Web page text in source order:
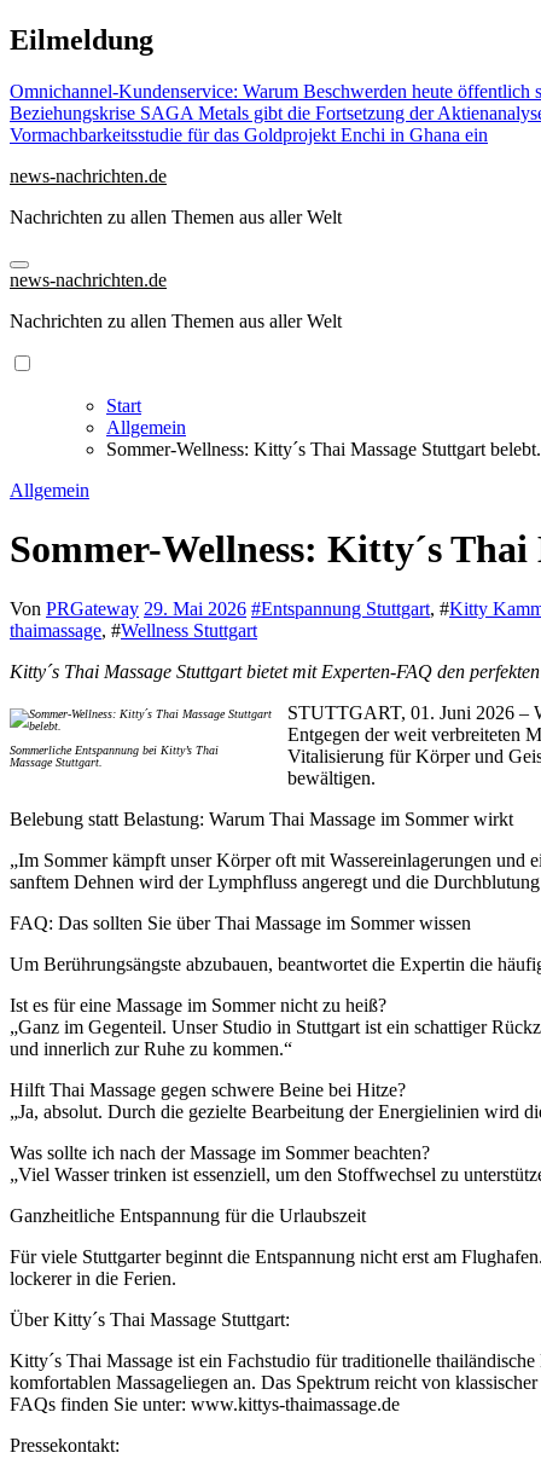
Zu
Inhalten
Eilmeldung
Omnichannel-Kundenservice: Warum Beschwerden heute öffentlich
Beziehungskrise SAGA Metals gibt die Fortsetzung der
Vormachbarkeitsstudie für das Goldprojekt Enchi in Ghana ein
news-nachrichten.de
Nachrichten zu allen Themen aus aller Welt
news-nachrichten.de
Nachrichten zu allen Themen aus aller Welt
Start
Allgemein
Sommer-Wellness: Kitty´s Thai Massage Stuttgart belebt.
Allgemein
Sommer-Wellness: Kitty´s
Von PRGateway 29. Mai 2026 #Entspannung Stuttgart, #Kitty
thaimassage, #Wellness Stuttgart
Kitty´s Thai Massage Stuttgart bietet mit Experten-FAQ den
Sommerliche Entspannung bei Kitty’s Thai
Massage Stuttgart.
STUTTGART, 01. Juni 2026 –
Entgegen der weit verbreiteten
Vitalisierung für Körper und
bewältigen.
Belebung statt Belastung: Warum Thai Massage im Sommer wirkt
„Im Sommer kämpft unser Körper oft mit Wassereinlagerungen
sanftem Dehnen wird der Lymphfluss angeregt und die
FAQ: Das sollten Sie über Thai Massage im Sommer wissen
Um Berührungsängste abzubauen, beantwortet die Expertin die
Ist es für eine Massage im Sommer nicht zu heiß?
„Ganz im Gegenteil. Unser Studio in Stuttgart ist ein schattiger
und innerlich zur Ruhe zu kommen.“
Hilft Thai Massage gegen schwere Beine bei Hitze?
„Ja, absolut. Durch die gezielte Bearbeitung der Energielinien wird
Was sollte ich nach der Massage im Sommer beachten?
„Viel Wasser trinken ist essenziell, um den Stoffwechsel zu
Ganzheitliche Entspannung für die Urlaubszeit
Für viele Stuttgarter beginnt die Entspannung nicht erst am
lockerer in die Ferien.
Über Kitty´s Thai Massage Stuttgart:
Kitty´s Thai Massage ist ein Fachstudio für traditionelle
komfortablen Massageliegen an. Das Spektrum reicht von
FAQs finden Sie unter: www.kittys-thaimassage.de
Pressekontakt: